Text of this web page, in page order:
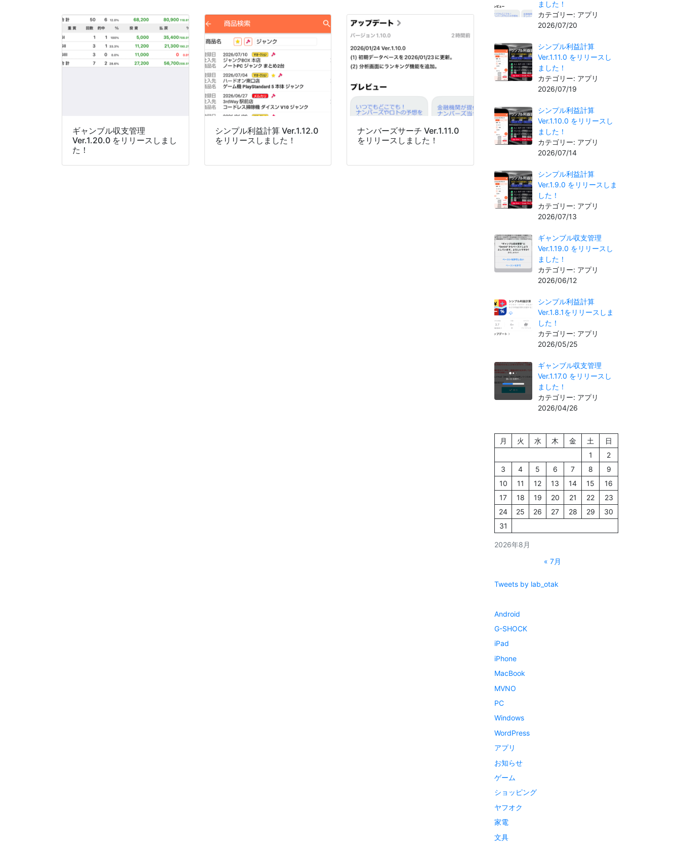
ギャンブル収支管理
Ver.1.20.0 をリリースしまし
た！
シンプル利益計算 Ver.1.12.0
をリリースしました！
ナンバーズサーチ Ver.1.11.0
をリリースしました！
ました！
カテゴリー: アプリ
2026/07/20
シンプル利益計算
Ver.1.11.0 をリリースし
ました！
カテゴリー: アプリ
2026/07/19
シンプル利益計算
Ver.1.10.0 をリリースし
ました！
カテゴリー: アプリ
2026/07/14
シンプル利益計算
Ver.1.9.0 をリリースしま
した！
カテゴリー: アプリ
2026/07/13
ギャンブル収支管理
Ver.1.19.0 をリリースし
ました！
カテゴリー: アプリ
2026/06/12
シンプル利益計算
Ver.1.8.1をリリースしま
した！
カテゴリー: アプリ
2026/05/25
ギャンブル収支管理
Ver.1.17.0 をリリースし
ました！
カテゴリー: アプリ
2026/04/26
2026年8月
月 火 水 木 金 土
日
1
2
3
4 5 6 7 8
9
10
11 12 13 14 15
16
17
18 19 20 21 22
23
24
25 26 27 28 29
30
31
« 7月
Tweets by lab_otak
Android
G-SHOCK
iPad
iPhone
MacBook
MVNO
PC
Windows
WordPress
アプリ
お知らせ
ゲーム
ショッピング
ヤフオク
家電
文具